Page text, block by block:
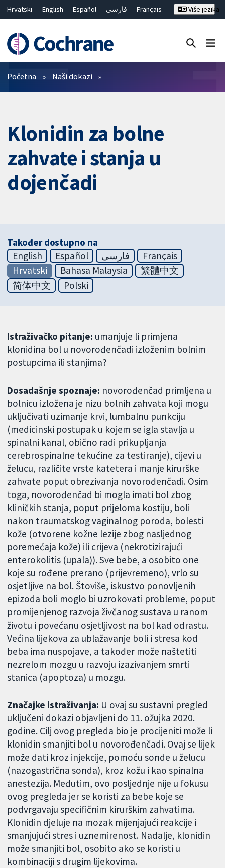
Hrvatski English Español فارسی
Français
繁體中文
简体中文
Više jezika
Prečistači
Početna Naši dokazi
Klonidin za bolne
zahvate i stanja u
dojenčadi
Također dostupno na
English
Español فارسی
Français
Hrvatski
Bahasa Malaysia
繁體中文
简体中文
Polski
Istraživačko pitanje: umanjuje li primjena
klonidina bol u novorođenčadi izloženim bolnim
postupcima ili stanjima?
Dosadašnje spoznaje: novorođenčad primljena u
bolnicu izložena je nizu bolnih zahvata koji mogu
uključivati uzimanje krvi, lumbalnu punkciju
(medicinski postupak u kojem se igla stavlja u
spinalni kanal, obično radi prikupljanja
cerebrospinalne tekućine za testiranje), cijevi u
želucu, različite vrste katetera i manje kirurške
zahvate poput obrezivanja novorođenčadi. Osim
toga, novorođenčad bi mogla imati bol zbog
kliničkih stanja, poput prijeloma kostiju, boli
nakon traumatskog vaginalnog poroda, bolesti
kože (otvorene kožne lezije zbog nasljednog
poremećaja kože) ili crijeva (nekrotizirajući
enterokolitis (upala)). Sve bebe, a osobito one
koje su rođene prerano (prijevremeno), vrlo su
osjetljive na bol. Štoviše, iskustvo ponovljenih
epizoda boli moglo bi uzrokovati probleme, poput
promijenjenog razvoja živčanog sustava u ranom
životu i povećanu osjetljivost na bol kad odrastu.
Većina lijekova za ublažavanje boli i stresa kod
beba ima nuspojave, a također može naštetiti
nezrelom mozgu u razvoju izazivanjem smrti
stanica (apoptoza) u mozgu.
Značajke istraživanja: U ovaj su sustavni pregled
uključeni dokazi objavljeni do 11. ožujka 2020.
godine. Cilj ovog pregleda bio je procijeniti može li
klonidin smanjiti bol u novorođenčadi. Ovaj se lijek
može dati kroz injekcije, pomoću sonde u želucu
(nazogastrična sonda), kroz kožu i kao spinalna
anestezija. Međutim, ovo posljednje nije u fokusu
ovog pregleda jer se koristi za bebe koje se
podvrgavaju specifičnim kirurškim zahvatima.
Klonidin djeluje na mozak mijenjajući reakcije i
smanjujući stres i uznemirenost. Nadalje, klonidin
može smanjiti bol, osobito ako se koristi u
kombinaciji s drugim lijekovima.